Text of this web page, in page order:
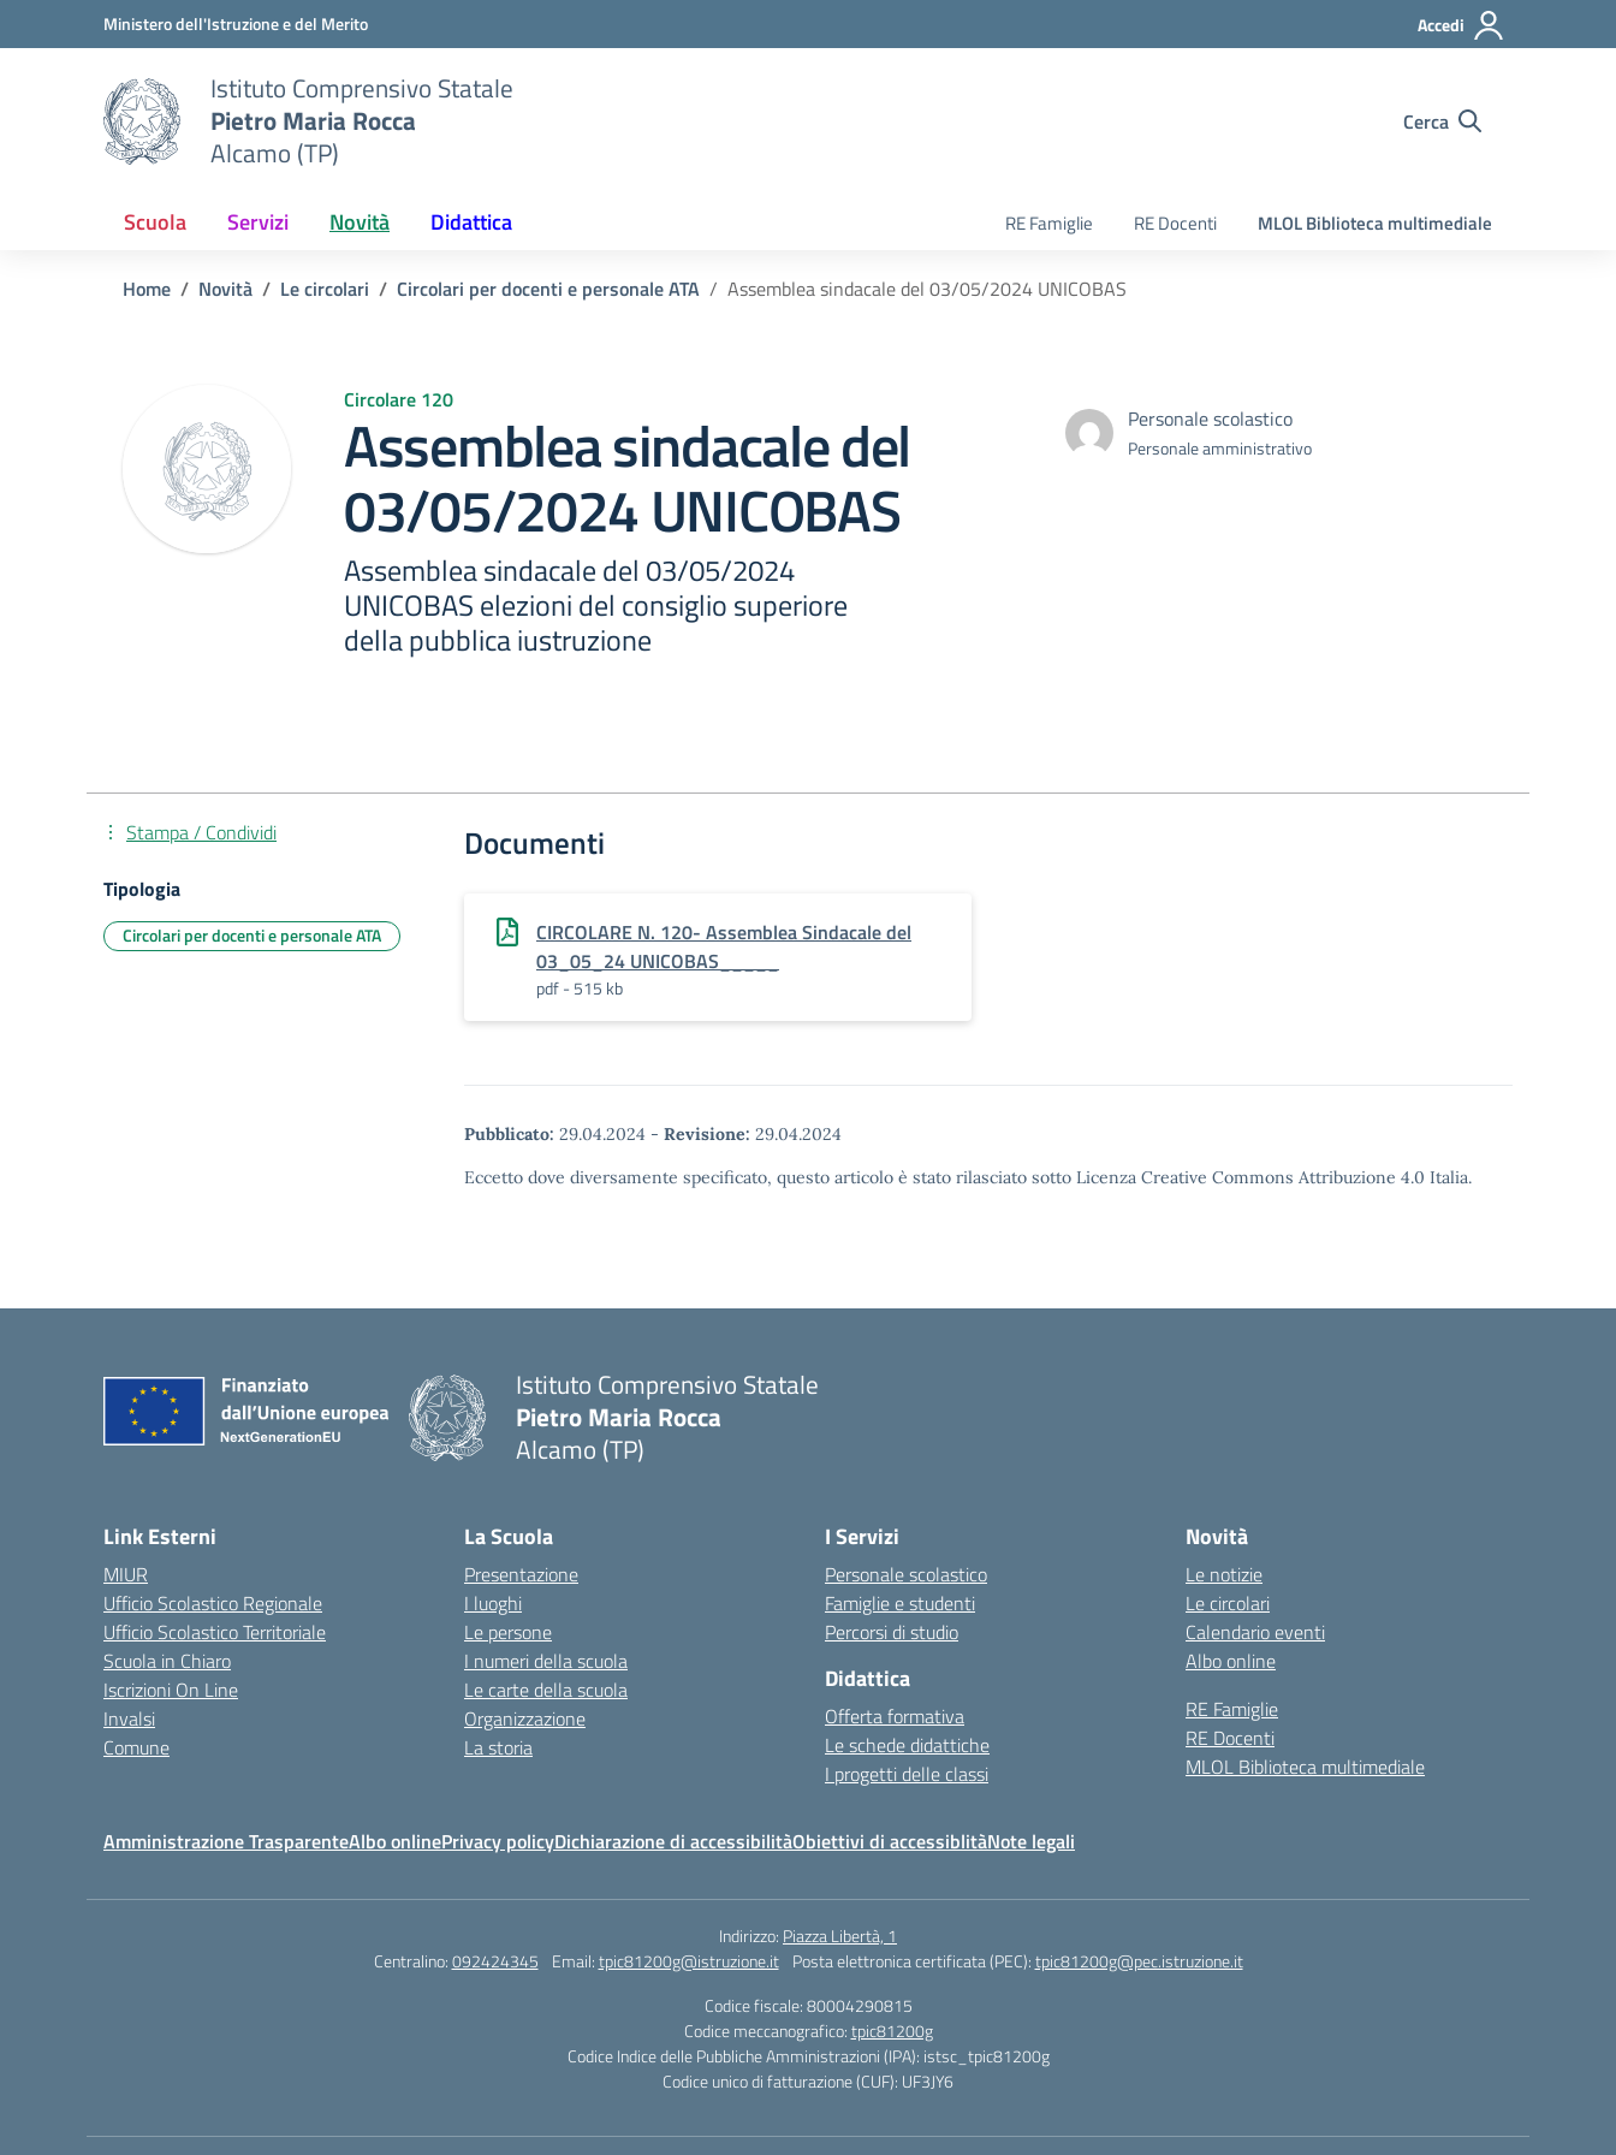
Vai ai contenuti
Vai al menu di navigazioneMinistero dell'Istruzione e del Merito Accedi
Istituto Comprensivo Statale
Pietro Maria Rocca
Alcamo (TP)
Cerca
Scuola Servizi Novità Didattica RE Famiglie RE Docenti MLOL Biblioteca multimediale
Home Novità Le circolari Circolari per docenti e personale ATA Assemblea sindacale del 03/05/2024 UNICOBAS
Circolare 120
Assemblea sindacale del
03/05/2024 UNICOBAS
Assemblea sindacale del 03/05/2024
UNICOBAS elezioni del consiglio superiore
della pubblica iustruzione
Personale scolastico
Personale amministrativo
Documenti
CIRCOLARE N. 120- Assemblea Sindacale del
03_05_24 UNICOBAS_____
pdf - 515 kb
Pubblicato: 29.04.2024 - Revisione: 29.04.2024
Eccetto dove diversamente specificato, questo articolo è stato rilasciato sotto Licenza Creative Commons Attribuzione 4.0 Italia.
Stampa / Condividi
Tipologia
Circolari per docenti e personale ATA
Istituto Comprensivo Statale
Pietro Maria Rocca
Alcamo (TP)
Link Esterni
MIUR
Ufficio Scolastico Regionale
Ufficio Scolastico Territoriale
Scuola in Chiaro
Iscrizioni On Line
Invalsi
Comune
La Scuola
Presentazione
I luoghi
Le persone
I numeri della scuola
Le carte della scuola
Organizzazione
La storia
I Servizi
Personale scolastico
Famiglie e studenti
Percorsi di studio
Didattica
Offerta formativa
Le schede didattiche
I progetti delle classi
Novità
Le notizie
Le circolari
Calendario eventi
Albo online
RE Famiglie
RE Docenti
MLOL Biblioteca multimediale
Amministrazione TrasparenteAlbo onlinePrivacy policyDichiarazione di accessibilitàObiettivi di accessiblitàNote legali
Indirizzo: Piazza Libertà, 1
Centralino:092424345 Email:tpic81200g@istruzione.it Posta elettronica certificata (PEC):tpic81200g@pec.istruzione.it
Codice fiscale: 80004290815
Codice meccanografico:tpic81200g
Codice Indice delle Pubbliche Amministrazioni (IPA): istsc_tpic81200g
Codice unico di fatturazione (CUF): UF3JY6